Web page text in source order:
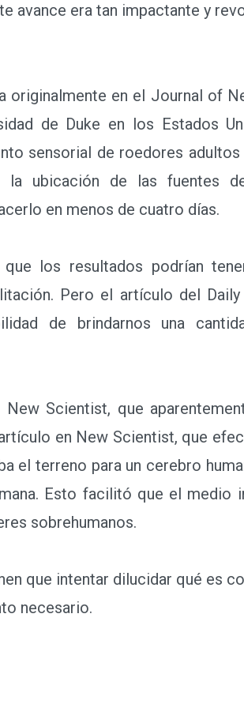
avance era tan impactante y
en el Journal of
de Duke en los Estados
sensorial de roedores
la ubicación de las fuentes
en menos de cuatro días.
los resultados podrían
Pero el artículo del
de brindarnos una
Scientist, que
en New Scientist, que
el terreno para un cerebro
Esto facilitó que el medio
sobrehumanos.
que intentar dilucidar qué es
necesario.